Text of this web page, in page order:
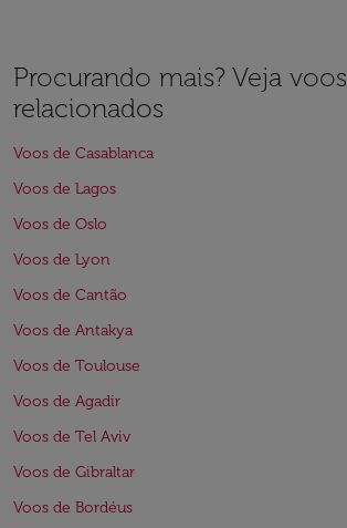
Procurando mais? Veja voos
relacionados
Voos de Casablanca
Voos de Lagos
Voos de Oslo
Voos de Lyon
Voos de Cantão
Voos de Antakya
Voos de Toulouse
Voos de Agadir
Voos de Tel Aviv
Voos de Gibraltar
Voos de Bordéus